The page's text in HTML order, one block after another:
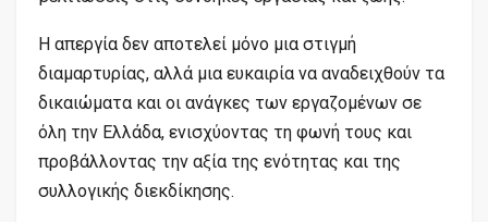
Η απεργία δεν αποτελεί μόνο μια στιγμή
διαμαρτυρίας, αλλά μια ευκαιρία να αναδειχθούν τα
δικαιώματα και οι ανάγκες των εργαζομένων σε
όλη την Ελλάδα, ενισχύοντας τη φωνή τους και
προβάλλοντας την αξία της ενότητας και της
συλλογικής διεκδίκησης.